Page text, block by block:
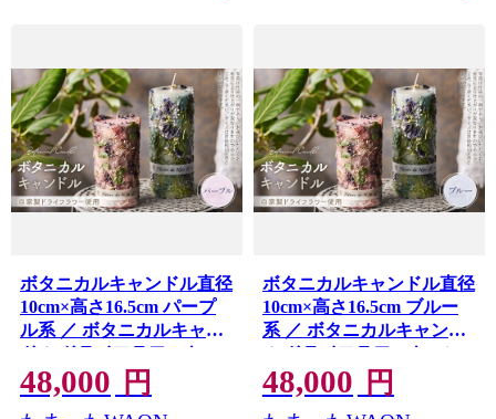
ボタニカルキャンドル直径
10cm×高さ16.5cm パープ
ル系 ／ ボタニカルキャン
ドル ドライフラワーキャ
ンドル 観賞用キャンドル
フラワーキャンドル イン
48,000 円
ボタニカルキャンドル直径
10cm×高さ16.5cm ブルー
系 ／ ボタニカルキャンド
ル ドライフラワーキャン
ドル 観賞用キャンドル フ
ラワーキャンドル インテ
48,000 円